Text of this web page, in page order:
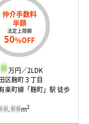
仲介手数料
半額
法定上限額
50%OFF
- 万円／2LDK
区麹町３丁目
楽町線「麹町」駅 徒歩
- .- - m2